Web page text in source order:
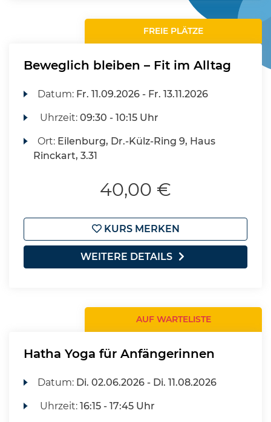
FREIE PLÄTZE
Beweglich bleiben – Fit im Alltag
Datum: Fr. 11.09.2026 - Fr. 13.11.2026
Uhrzeit:09:30 - 10:15 Uhr
Ort: Eilenburg, Dr.-Külz-Ring 9, Haus
Rinckart, 3.31
40,00 €
KURS MERKEN
WEITERE DETAILS
AUF WARTELISTE
Hatha Yoga für Anfängerinnen
Datum: Di. 02.06.2026 - Di. 11.08.2026
Uhrzeit:16:15 - 17:45 Uhr